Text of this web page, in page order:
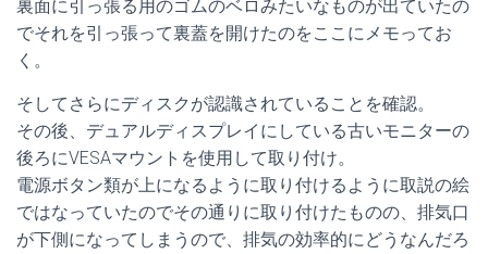
裏面に引っ張る用のゴムのベロみたいなものが出ていたの
でそれを引っ張って裏蓋を開けたのをここにメモってお
く。
そしてさらにディスクが認識されていることを確認。
その後、デュアルディスプレイにしている古いモニターの
後ろにVESAマウントを使用して取り付け。
電源ボタン類が上になるように取り付けるように取説の絵
ではなっていたのでその通りに取り付けたものの、排気口
が下側になってしまうので、排気の効率的にどうなんだろ